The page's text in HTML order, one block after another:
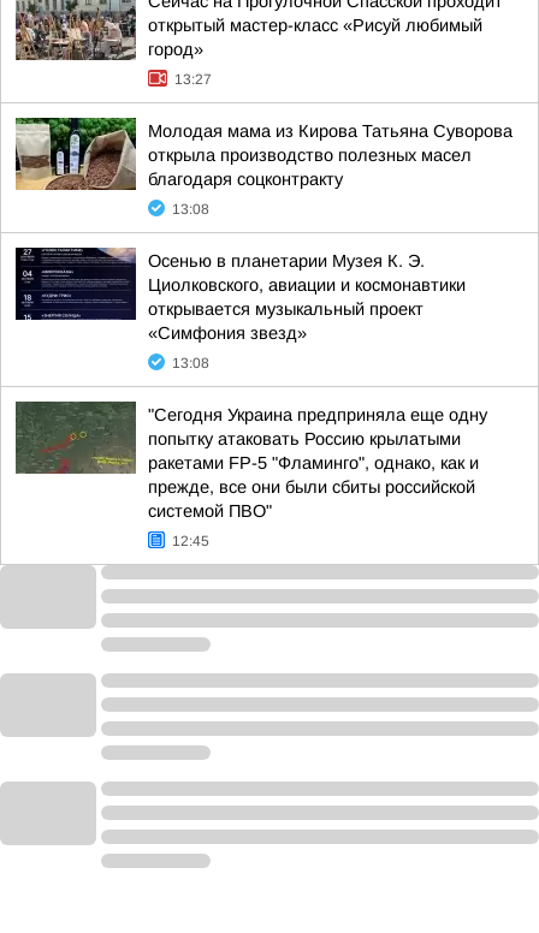
открытый мастер-класс «Рисуй любимый
город»
13:27
Молодая мама из Кирова Татьяна Суворова
открыла производство полезных масел
благодаря соцконтракту
13:08
Осенью в планетарии Музея К. Э.
Циолковского, авиации и космонавтики
открывается музыкальный проект
«Симфония звезд»
13:08
"Сегодня Украина предприняла еще одну
попытку атаковать Россию крылатыми
ракетами FP-5 "Фламинго", однако, как и
прежде, все они были сбиты российской
системой ПВО"
12:45